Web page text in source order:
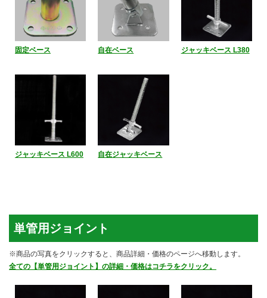
固定ベース 自在ベース ジャッキベース L380
ジャッキベース L600 自在ジャッキベース
単管用ジョイント
※商品の写真をクリックすると、商品詳細・価格のページへ移動します。
全ての【単管用ジョイント】の詳細・価格はコチラをクリック。